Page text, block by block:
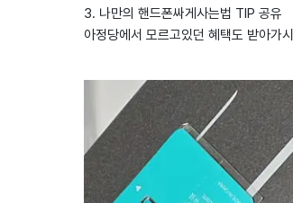
3. 나만의 핸드폰싸게사는법 TIP 공유
아정당에서 모르고있던 혜택도 받아가